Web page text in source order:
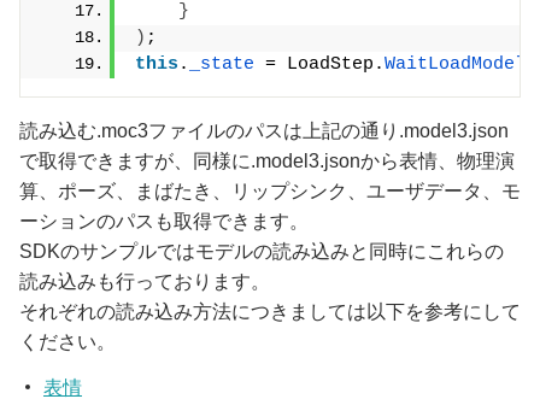
}
) ;
this . _state = LoadStep.WaitLoadModel
読み込む.moc3ファイルのパスは上記の通り.model3.json
で取得できますが、同様に.model3.jsonから表情、物理演
算、ポーズ、まばたき、リップシンク、ユーザデータ、モ
ーションのパスも取得できます。
SDKのサンプルではモデルの読み込みと同時にこれらの
読み込みも行っております。
それぞれの読み込み方法につきましては以下を参考にして
ください。
表情